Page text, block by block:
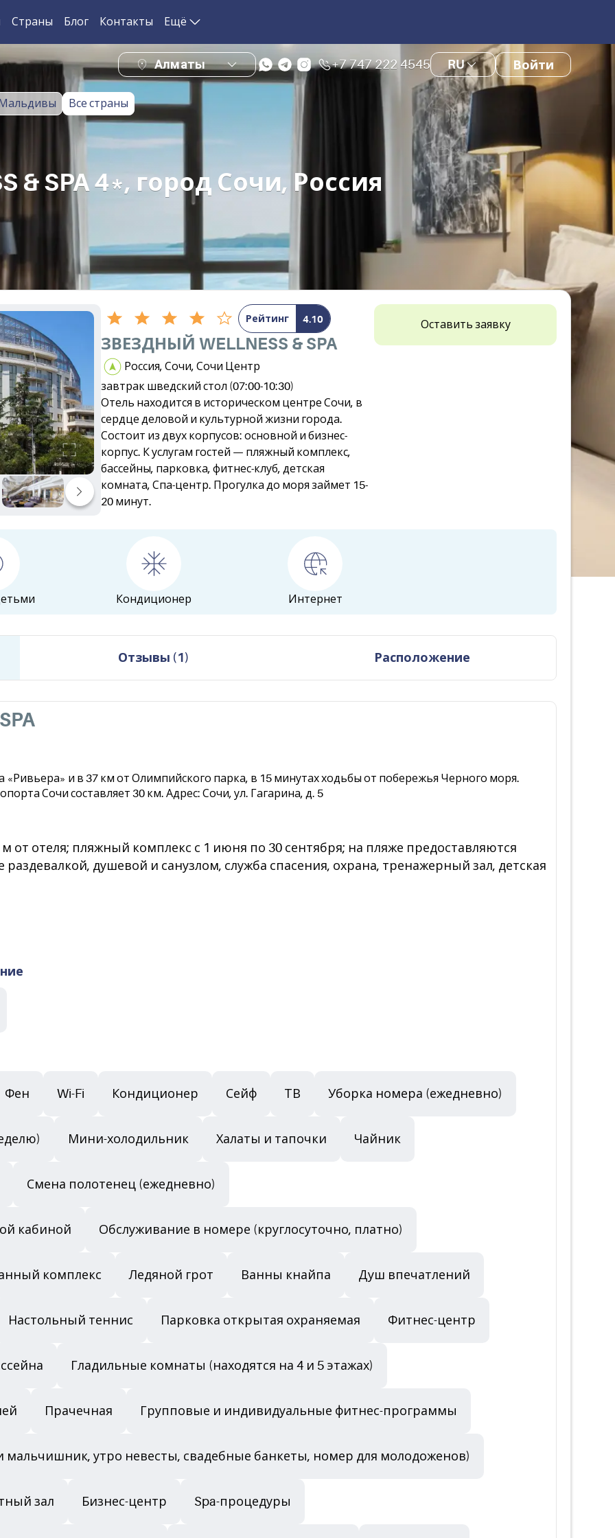
Страны Блог Контакты Ещё
Алматы +7 747 222 4545 RU Войти
Все страны
& SPA 4*, город Сочи, Россия
Рейтинг 4.10
ЗВЕЗДНЫЙ WELLNESS & SPA
Россия, Сочи, Сочи Центр
завтрак шведский стол (07:00-10:30)
Отель находится в историческом центре Сочи, в
сердце деловой и культурной жизни города.
Состоит из двух корпусов: основной и бизнес-
корпус. К услугам гостей — пляжный комплекс,
бассейны, парковка, фитнес-клуб, детская
комната, Спа-центр. Прогулка до моря займет 15-
20 минут.
Оставить заявку
Кондиционер Интернет
Отзывы ( 1 ) Расположение
«Ривьера» и в 37 км от Олимпийского парка, в 15 минутах ходьбы от побережья Черного моря.
Сочи составляет 30 км. Адрес: Сочи, ул. Гагарина, д. 5
от отеля; пляжный комплекс с 1 июня по 30 сентября; на пляже предоставляются
душевой и санузлом, служба спасения, охрана, тренажерный зал, детская
Фен Wi-Fi Кондиционер Сейф ТВ Уборка номера (ежедневно)
Мини-холодильник Халаты и тапочки Чайник
Смена полотенец (ежедневно)
кабиной Обслуживание в номере (круглосуточно, платно)
комплекс Ледяной грот Ванны кнайпа Душ впечатлений
Настольный теннис Парковка открытая охраняемая Фитнес-центр
Гладильные комнаты (находятся на 4 и 5 этажах)
Прачечная Групповые и индивидуальные фитнес-программы
мальчишник, утро невесты, свадебные банкеты, номер для молодоженов)
зал Бизнес-центр Spa-процедуры